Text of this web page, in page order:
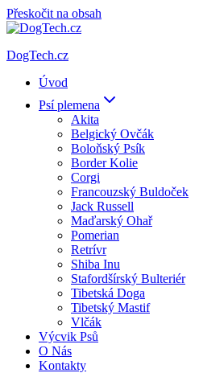
Přeskočit na obsah
DogTech.cz
Úvod
Psí plemena
Akita
Belgický Ovčák
Boloňský Psík
Border Kolie
Corgi
Francouzský Buldoček
Jack Russell
Maďarský Ohař
Pomerian
Retrívr
Shiba Inu
Stafordšírský Bulteriér
Tibetská Doga
Tibetský Mastif
Vlčák
Výcvik Psů
O Nás
Kontakty